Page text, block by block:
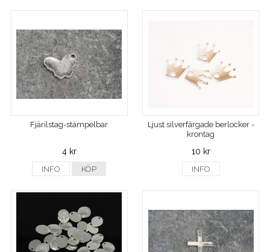
Fjärilstag-stämpelbar
4 kr
INFO KÖP
Ljust silverfärgade berlocker -
krontag
10 kr
INFO